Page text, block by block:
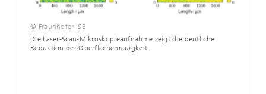
© Fraunhofer ISE
Die Laser-Scan-Mikroskopieaufnahme zeigt die deutliche
Reduktion der Oberflächenrauigkeit.